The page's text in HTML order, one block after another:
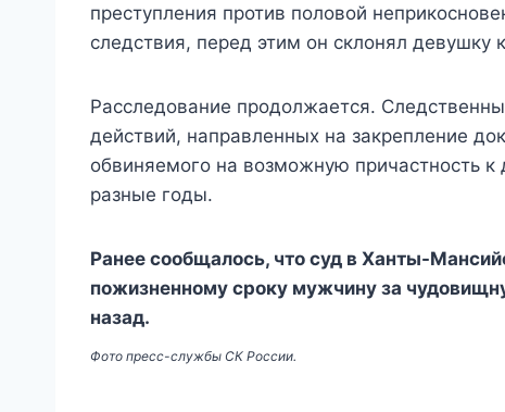
преступления против половой
следствия, перед этим он склонял девушку
Расследование продолжается.
действий, направленных на закрепление
обвиняемого на возможную причастность
разные годы.
Ранее сообщалось, что суд в Ханты-
пожизненному сроку мужчину за
назад.
Фото пресс-службы СК России.